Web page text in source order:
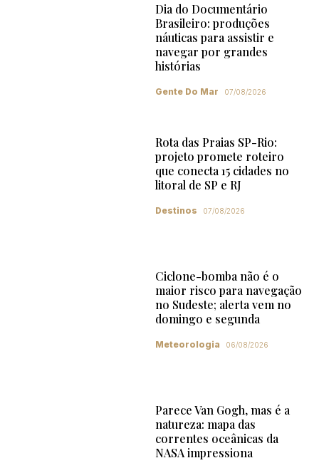
Dia do Documentário
Brasileiro: produções
náuticas para assistir e
navegar por grandes
histórias
Gente Do Mar 07/08/2026
Rota das Praias SP-Rio:
projeto promete roteiro
que conecta 15 cidades no
litoral de SP e RJ
Destinos 07/08/2026
Ciclone-bomba não é o
maior risco para navegação
no Sudeste; alerta vem no
domingo e segunda
Meteorologia 06/08/2026
Parece Van Gogh, mas é a
natureza: mapa das
correntes oceânicas da
NASA impressiona